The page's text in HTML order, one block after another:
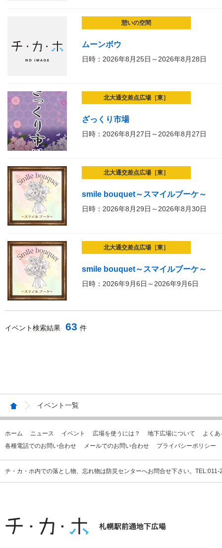
憩いの空間
ムーンボウ
日時：2026年8月25日～2026年8月28日
北大通交差点広場［東］
ざっくり市場
日時：2026年8月27日～2026年8月27日
北大通交差点広場［東］
smile bouquet～スマイルブーケ～
日時：2026年8月29日～2026年8月30日
北大通交差点広場［東］
smile bouquet～スマイルブーケ～
日時：2026年9月6日～2026年9月6日
イベント検索結果 63 件
イベント一覧
ホーム ニュース イベント 広場を使うには？ 地下広場について
よく
各種電話でのお問い合わせ
メールでのお問い合わせ プライバシーポリシー
チ・カ・ホ内での落とし物、忘れ物は防災センターへお問合せ下さい。